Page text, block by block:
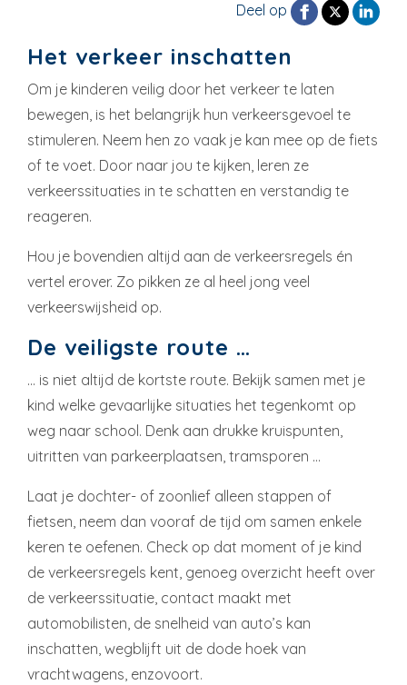
Deel op
Het verkeer inschatten
Om je kinderen veilig door het verkeer te laten
bewegen, is het belangrijk hun verkeersgevoel te
stimuleren. Neem hen zo vaak je kan mee op de fiets
of te voet. Door naar jou te kijken, leren ze
verkeerssituaties in te schatten en verstandig te
reageren.
Hou je bovendien altijd aan de verkeersregels én
vertel erover. Zo pikken ze al heel jong veel
verkeerswijsheid op.
De veiligste route …
… is niet altijd de kortste route. Bekijk samen met je
kind welke gevaarlijke situaties het tegenkomt op
weg naar school. Denk aan drukke kruispunten,
uitritten van parkeerplaatsen, tramsporen …
Laat je dochter- of zoonlief alleen stappen of
fietsen, neem dan vooraf de tijd om samen enkele
keren te oefenen. Check op dat moment of je kind
de verkeersregels kent, genoeg overzicht heeft over
de verkeerssituatie, contact maakt met
automobilisten, de snelheid van auto’s kan
inschatten, wegblijft uit de dode hoek van
vrachtwagens, enzovoort.